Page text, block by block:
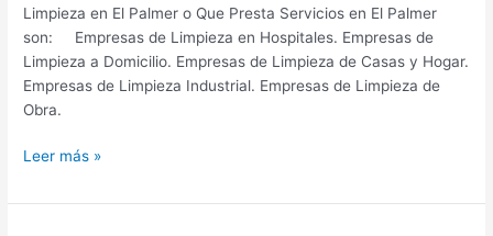
Limpieza en El Palmer o Que Presta Servicios en El Palmer
son: Empresas de Limpieza en Hospitales. Empresas de
Limpieza a Domicilio. Empresas de Limpieza de Casas y Hogar.
Empresas de Limpieza Industrial. Empresas de Limpieza de
Obra.
Empresas
Limpieza
Leer más »